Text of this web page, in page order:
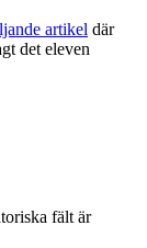
artikel där
det eleven
fält är